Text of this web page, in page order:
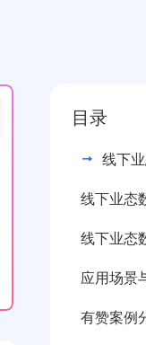
目录
线下
线下业态
线下业态
应用场景
有赞案例